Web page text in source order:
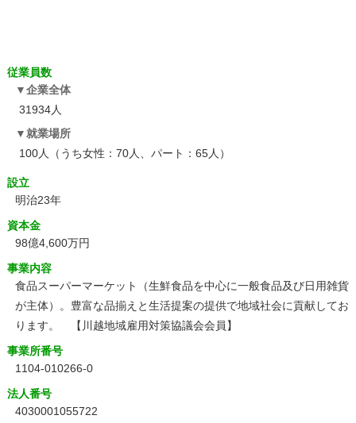
従業員数
企業全体
31934人
就業場所
100人（うち女性：70人、パート：65人）
設立
明治23年
資本金
98億4,600万円
事業内容
食品スーパーマーケット（生鮮食品を中心に一般食品及び日用雑貨
が主体）。豊富な品揃えと生活提案の提供で地域社会に貢献してお
ります。 【川越地域雇用対策協議会会員】
事業所番号
1104-010266-0
法人番号
4030001055722